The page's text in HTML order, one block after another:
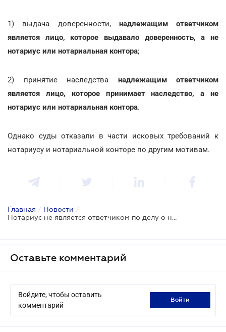
1) выдача доверенности, надлежащим ответчиком
является лицо, которое выдавало доверенность, а не
нотариус или нотариальная контора;
2) принятие наследства надлежащим ответчиком
является лицо, которое принимает наследство, а не
нотариус или нотариальная контора.
Однако суды отказали в части исковых требований к
нотариусу и нотариальной конторе по другим мотивам.
Главная / Новости /
Нотариус не является ответчиком по делу о недействительности сделки: позиция ВС
Оставьте комментарий
Войдите, чтобы оставить
комментарий
войти